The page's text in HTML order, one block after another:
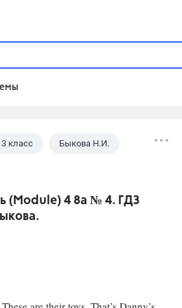
задание
3 класс Быкова Н.И.
(Module) 4 8a № 4. ГДЗ